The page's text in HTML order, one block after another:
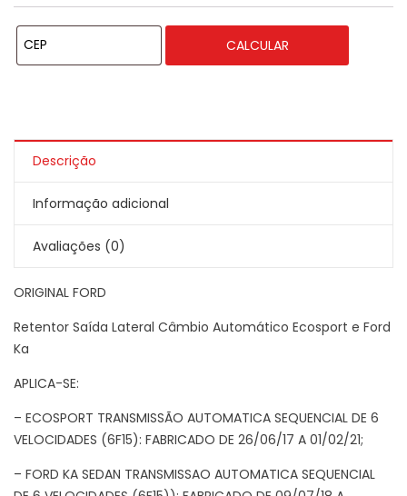
CALCULAR
Descrição
Informação adicional
Avaliações (0)
ORIGINAL FORD
Retentor Saída Lateral Câmbio Automático Ecosport e Ford
Ka
APLICA-SE:
– ECOSPORT TRANSMISSÃO AUTOMATICA SEQUENCIAL DE 6
VELOCIDADES (6F15): FABRICADO DE 26/06/17 A 01/02/21;
– FORD KA SEDAN TRANSMISSAO AUTOMATICA SEQUENCIAL